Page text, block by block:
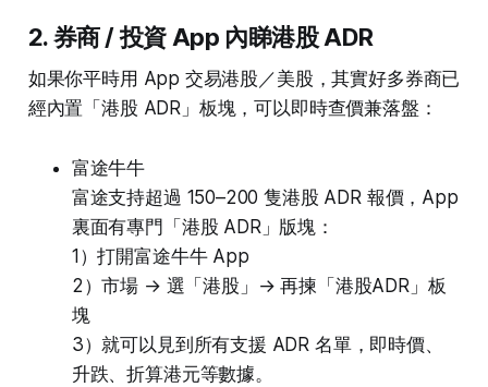
2. 券商 / 投資 App 內睇港股 ADR
如果你平時用 App 交易港股／美股，其實好多券商已
經內置「港股 ADR」板塊，可以即時查價兼落盤：
富途牛牛
富途支持超過 150–200 隻港股 ADR 報價，App
裏面有專門「港股 ADR」版塊：
1）打開富途牛牛 App
2）市場 → 選「港股」→ 再揀「港股ADR」板
塊
3）就可以見到所有支援 ADR 名單，即時價、
升跌、折算港元等數據。